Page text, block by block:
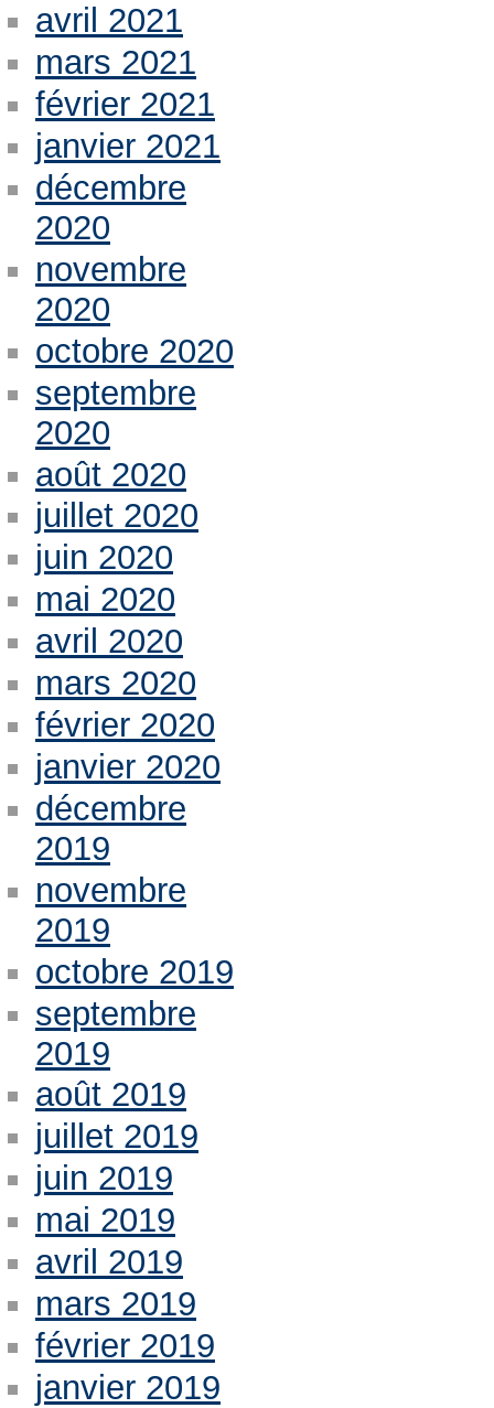
avril 2021
mars 2021
février 2021
janvier 2021
décembre
2020
novembre
2020
octobre 2020
septembre
2020
août 2020
juillet 2020
juin 2020
mai 2020
avril 2020
mars 2020
février 2020
janvier 2020
décembre
2019
novembre
2019
octobre 2019
septembre
2019
août 2019
juillet 2019
juin 2019
mai 2019
avril 2019
mars 2019
février 2019
janvier 2019